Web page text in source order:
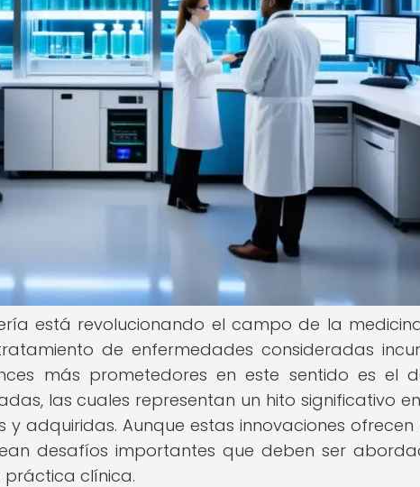
está revolucionando el campo de la
de enfermedades consideradas
más prometedores en este sentido es el
las cuales representan un hito significativo
adquiridas. Aunque estas innovaciones
desafíos importantes que deben ser
clínica.